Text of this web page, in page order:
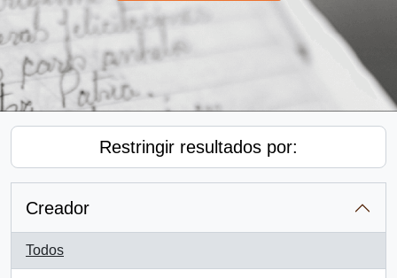
Restringir resultados por:
Creador
Todos